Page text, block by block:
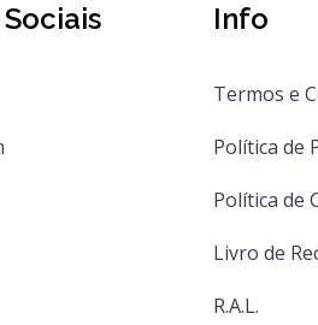
Info
Termos e
Política de
Política de
Livro de
R.A.L.